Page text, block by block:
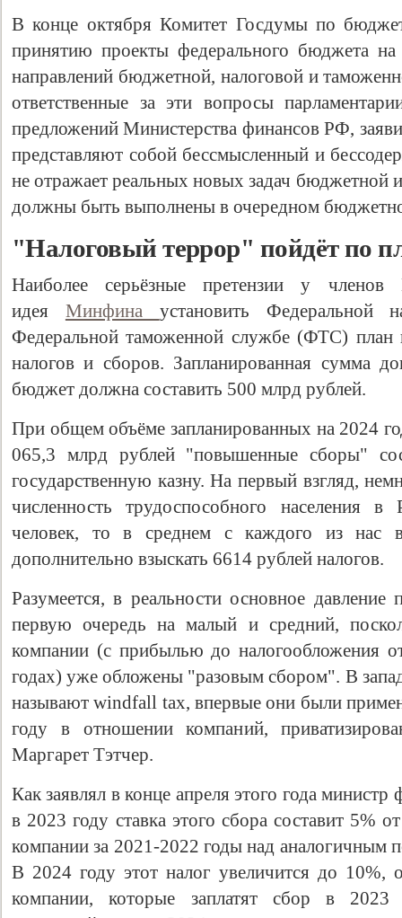
В конце октября Комитет Госдумы по
принятию проекты федерального бюджета
направлений бюджетной, налоговой и
ответственные за эти вопросы
предложений Министерства финансов РФ,
представляют собой бессмысленный и
не отражает реальных новых задач бюджетной
должны быть выполнены в очередном
"Налоговый террор" пойдёт по
Наиболее серьёзные претензии у членов
идея Минфина установить
Федеральной таможенной службе (ФТС)
налогов и сборов. Запланированная сумма
бюджет должна составить 500 млрд рублей.
При общем объёме запланированных на 2024
065,3 млрд рублей "повышенные сборы"
государственную казну. На первый взгляд,
численность трудоспособного населения
человек, то в среднем с каждого из нас
дополнительно взыскать 6614 рублей налогов.
Разумеется, в реальности основное
первую очередь на малый и средний,
компании (с прибылью до налогообложения
годах) уже обложены "разовым сбором". В
называют windfall tax, впервые они были
году в отношении компаний,
Маргарет Тэтчер.
Как заявлял в конце апреля этого года
в 2023 году ставка этого сбора составит 5%
компании за 2021-2022 годы над аналогичным
В 2024 году этот налог увеличится до 10%,
компании, которые заплатят сбор в 2023
Свидетельство